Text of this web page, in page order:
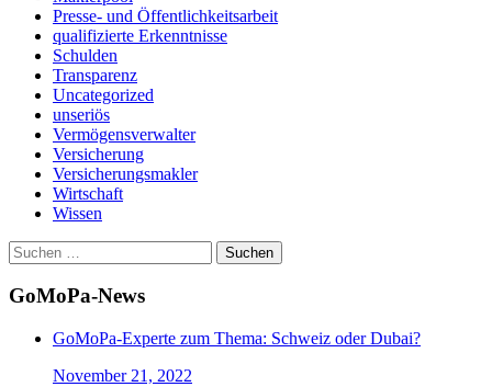
Presse- und Öffentlichkeitsarbeit
qualifizierte Erkenntnisse
Schulden
Transparenz
Uncategorized
unseriös
Vermögensverwalter
Versicherung
Versicherungsmakler
Wirtschaft
Wissen
Suchen
nach:
GoMoPa-News
GoMoPa-Experte zum Thema: Schweiz oder Dubai?
November 21, 2022